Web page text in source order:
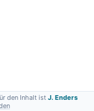
den Inhalt ist J. Enders